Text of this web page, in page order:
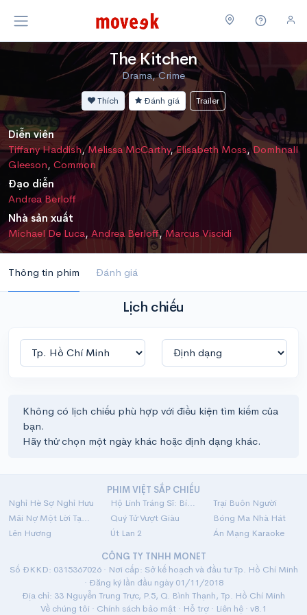
The Kitchen
Drama, Crime
Thích Đánh giá Trailer
Diễn viên
Tiffany Haddish,Melissa McCarthy,Elisabeth Moss,Domhnall
Gleeson, Common
Đạo diễn
Andrea Berloff
Nhà sản xuất
Michael De Luca, Andrea Berloff,Marcus Viscidi
Thông tin phim Đánh giá
Lịch chiếu
Không có lịch chiếu phù hợp với điều kiện tìm kiếm của
bạn.
Hãy thử chọn một ngày khác hoặc định dạng khác.
PHIM VIỆT SẮP CHIẾU
Nghỉ Hè Sợ Nghỉ Hưu
Hộ Linh Tráng Sĩ: Bí Ẩn Mộ Vua Đinh
Trại Buôn Người
Mãi Nợ Một Lời Tạm Biệt
Quý Tử Vượt Giàu
Bóng Ma Nhà Hát
Lên Hương
Út Lan 2
Án Mạng Karaoke
CÔNG TY TNHH MONET
Số ĐKKD: 0315367026 · Nơi cấp: Sở kế hoạch và đầu tư Tp. Hồ Chí Minh
· Đăng ký lần đầu ngày 01/11/2018
Địa chỉ: 33 Nguyễn Trung Trực, P.5, Q. Bình Thạnh, Tp. Hồ Chí Minh
Về chúng tôi · Chính sách bảo mật · Hỗ trợ · Liên hệ · v8.1